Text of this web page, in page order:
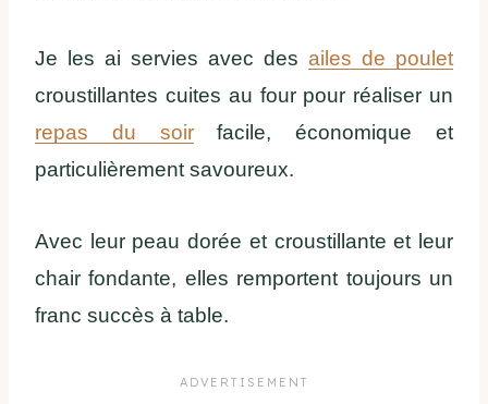
Je les ai servies avec des ailes de poulet
croustillantes cuites au four pour réaliser un
repas du soirfacile, économique et
particulièrement savoureux.
Avec leur peau dorée et croustillante et leur
chair fondante, elles remportent toujours un
franc succès à table.